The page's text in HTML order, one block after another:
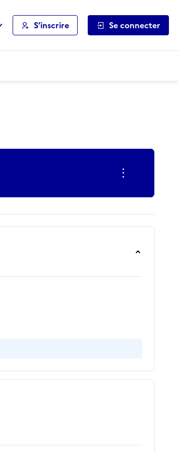
S’inscrire Se connecter